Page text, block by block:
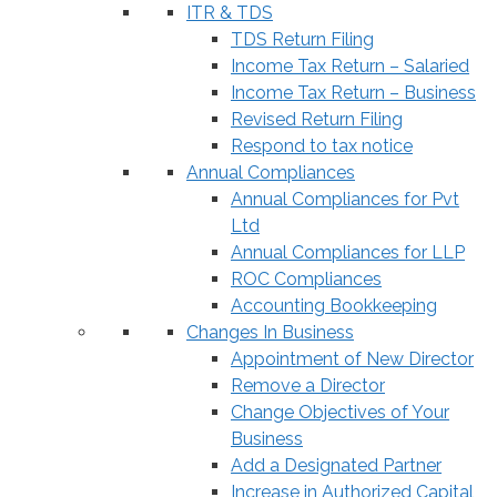
ITR & TDS
TDS Return Filing
Income Tax Return – Salaried
Income Tax Return – Business
Revised Return Filing
Respond to tax notice
Annual Compliances
Annual Compliances for Pvt
Ltd
Annual Compliances for LLP
ROC Compliances
Accounting Bookkeeping
Changes In Business
Appointment of New Director
Remove a Director
Change Objectives of Your
Business
Add a Designated Partner
Increase in Authorized Capital